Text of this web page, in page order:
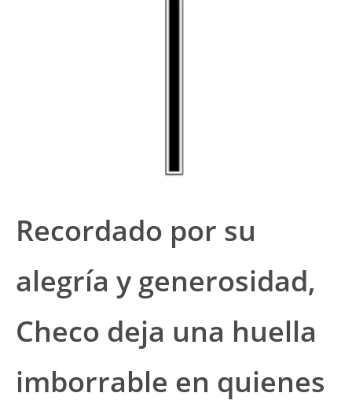
Recordado por su
alegría y generosidad,
Checo deja una huella
imborrable en quienes